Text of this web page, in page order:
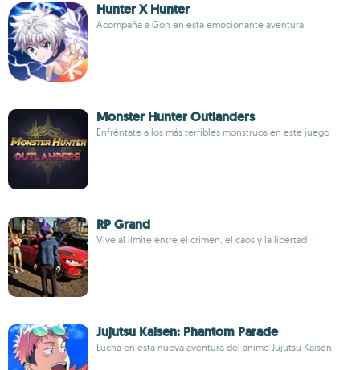
Hunter X Hunter
Acompaña a Gon en esta emocionante aventura
Monster Hunter Outlanders
Enfréntate a los más terribles monstruos en este juego
RP Grand
Vive al límite entre el crimen, el caos y la libertad
Jujutsu Kaisen: Phantom Parade
Lucha en esta nueva aventura del anime Jujutsu Kaisen